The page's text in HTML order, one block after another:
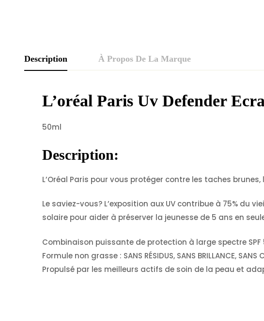
Description À Propos De La Marque
L’oréal Paris Uv Defender
50ml
Description:
L’Oréal Paris pour vous protéger contre les taches
Le saviez-vous? L’exposition aux UV contribue à 75% du
solaire pour aider à préserver la jeunesse de 5 ans en
Combinaison puissante de protection à large spectre SPF
Formule non grasse : SANS RÉSIDUS, SANS BRILLANCE, SANS
Propulsé par les meilleurs actifs de soin de la peau et